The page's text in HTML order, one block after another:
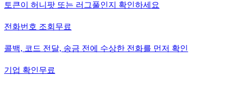
토큰이 허니팟 또는 러그풀인지 확인하세요
전화번호 조회 무료
콜백, 코드 전달, 송금 전에 수상한 전화를 먼저 확인
기업 확인무료